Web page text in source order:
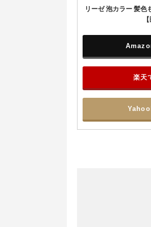
リーゼ 泡カラー 髪色
楽天